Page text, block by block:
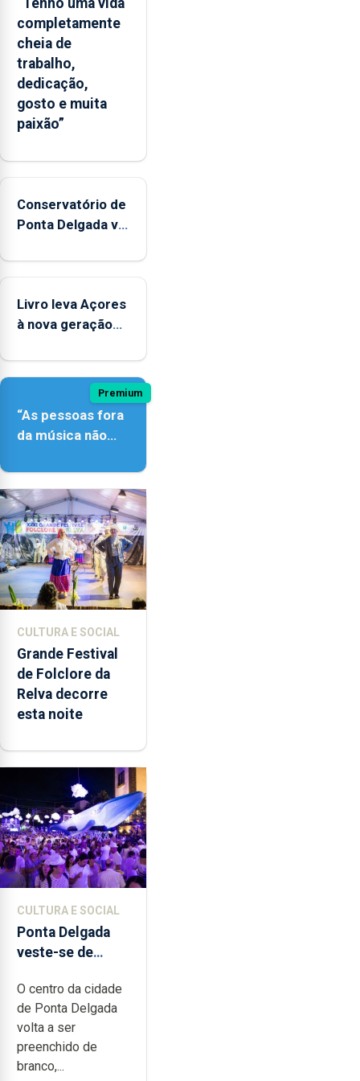
“Tenho uma vida
completamente
cheia de
trabalho,
dedicação,
gosto e muita
paixão”
Conservatório de
Ponta Delgada vai
novos
Livro leva Açores
à nova geração
Premium
“As pessoas fora
da música não
quão difícil é
produzir uma
música”
CULTURA E SOCIAL
Grande Festival
de Folclore da
Relva decorre
esta noite
CULTURA E SOCIAL
Ponta Delgada
veste-se de
O centro da cidade
de Ponta Delgada
volta a ser
preenchido de
branco,...